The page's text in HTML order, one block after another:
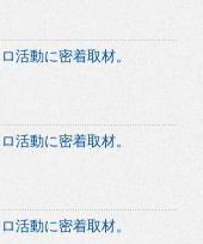
活動に密着取材。
活動に密着取材。
活動に密着取材。